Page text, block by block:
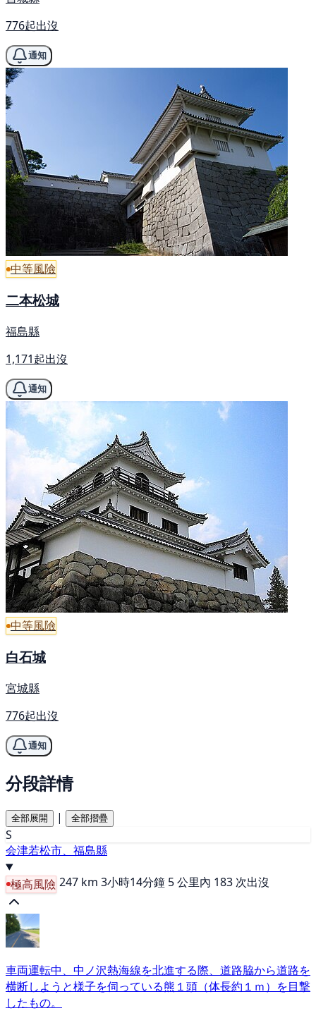
776起出沒
通知
中等風險
二本松城
福島縣
1,171起出沒
通知
中等風險
白石城
宮城縣
776起出沒
通知
分段詳情
全部展開 | 全部摺疊
S
会津若松市、福島縣
極高風險 247 km 3小時14分鐘 5 公里內 183 次出沒
車両運転中、中ノ沢熱海線を北進する際、道路脇から道路を
横断しようと様子を伺っている熊１頭（体長約１ｍ）を目撃
したもの。